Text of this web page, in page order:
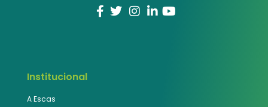
Institucional
A Escas